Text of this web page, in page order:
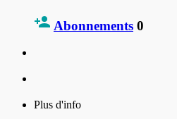
Abonnements 0
Plus d'info